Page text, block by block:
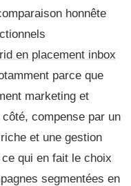
honnête
en placement inbox
parce que
marketing et
compense par un
et une gestion
qui en fait le choix
segmentées en